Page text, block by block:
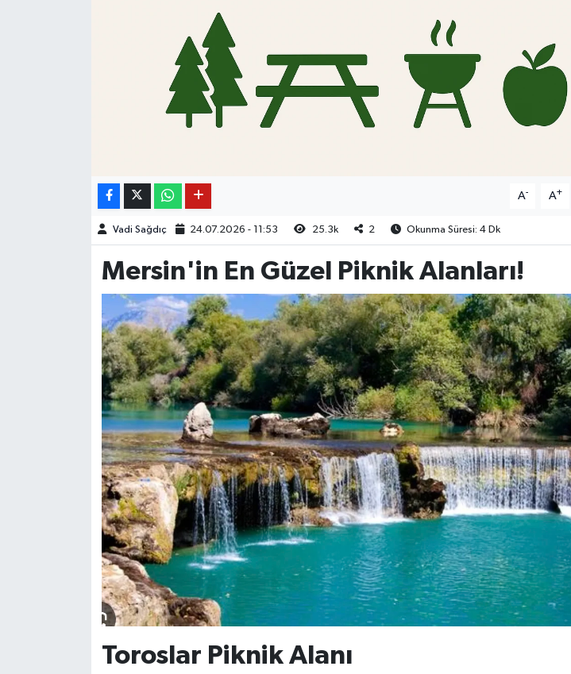
A- A+
Vadi Sağdıç 24.07.2026 - 11:53 25.3k 2 Okunma Süresi: 4 Dk
Mersin'in En Güzel Piknik Alanları!
Toroslar Piknik Alanı